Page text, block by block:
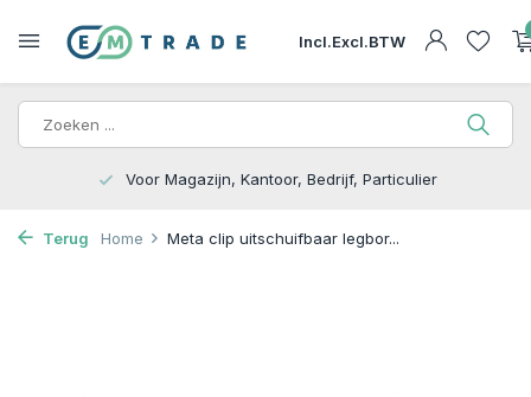
Incl.Excl.BTW
15.000m2 op Voorraad | Bezorgen of Afhalen
Terug Home Meta clip uitschuifbaar legbor...